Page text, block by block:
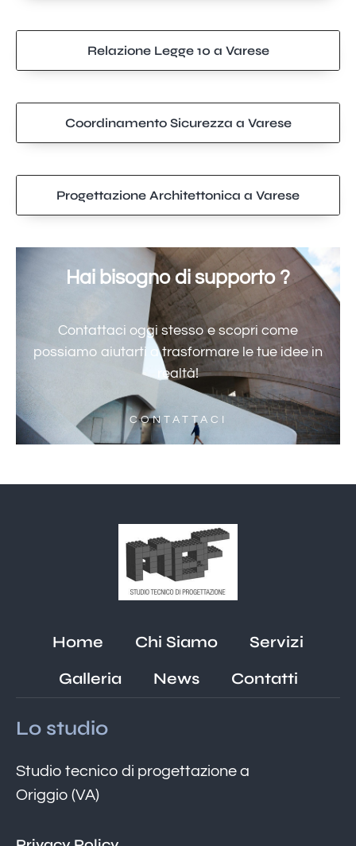
Relazione Legge 10 a Varese
Coordinamento Sicurezza a Varese
Progettazione Architettonica a Varese
Hai bisogno di supporto ?
Contattaci oggi stesso e scopri come
possiamo aiutarti a trasformare le tue idee in
realtà!
CONTATTACI
Home Chi Siamo
Servizi
Galleria
News Contatti
Lo studio
Studio tecnico di progettazione a
Origgio (VA)